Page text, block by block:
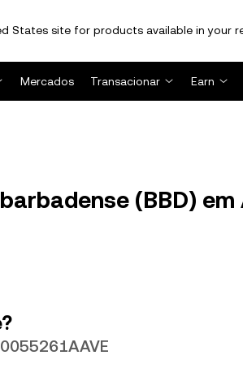
States site for products available in your
Mercados Transacionar Earn
(BBD) em